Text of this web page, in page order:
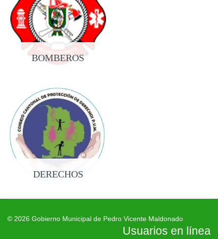
BOMBEROS
DERECHOS
© 2026 Gobierno Municipal de Pedro Vicente Maldonado
Usuarios en línea